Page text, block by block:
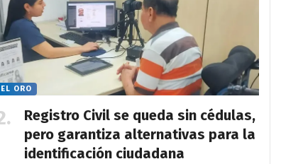
EL ORO
Registro Civil se queda sin cédulas,
pero garantiza alternativas para la
identificación ciudadana